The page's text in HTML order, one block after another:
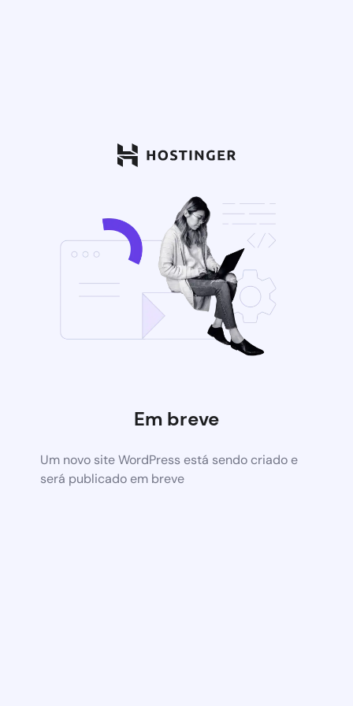
Em breve
Um novo site WordPress está sendo criado e
será publicado em breve